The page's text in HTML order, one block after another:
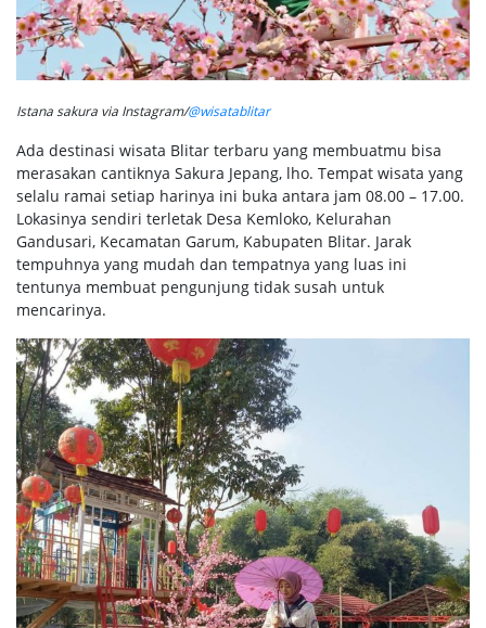
Istana sakura via Instagram/@wisatablitar
Ada destinasi wisata Blitar terbaru yang membuatmu bisa
merasakan cantiknya Sakura Jepang, lho. Tempat wisata yang
selalu ramai setiap harinya ini buka antara jam 08.00 – 17.00.
Lokasinya sendiri terletak Desa Kemloko, Kelurahan
Gandusari, Kecamatan Garum, Kabupaten Blitar. Jarak
tempuhnya yang mudah dan tempatnya yang luas ini
tentunya membuat pengunjung tidak susah untuk
mencarinya.